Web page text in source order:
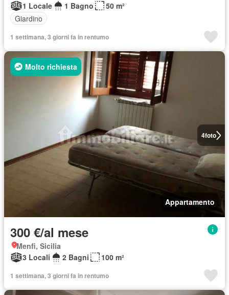
1 Locale
1 Bagno
50 m²
Giardino
1 settimana, 3 giorni fa in rentumo
4foto
Molto richiesta
Appartamento
300 €/al mese
Menfi, Sicilia
3 Locali
2 Bagni 100 m²
1 settimana, 3 giorni fa in rentumo